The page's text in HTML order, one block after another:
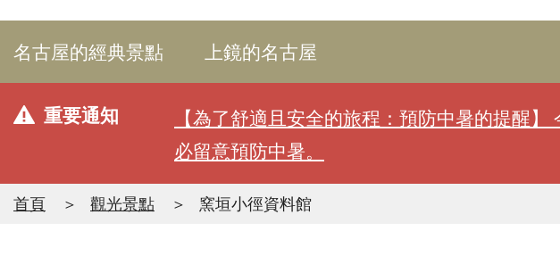
名古屋的經典景點 上鏡的名古屋
重要通知
【為了舒適且安全的旅程：預防中暑的提醒
必留意預防中暑。
首頁 觀光景點 窯垣小徑資料館